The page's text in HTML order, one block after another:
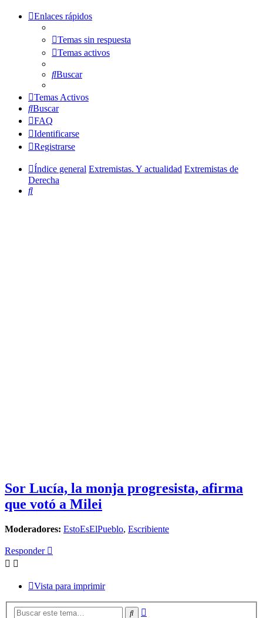
Enlaces rápidos
Temas sin respuesta
Temas activos
Buscar
Temas Activos
Buscar
FAQ
Identificarse
Registrarse
Índice general Extremistas. Y actualidad Extremistas de
Derecha
Buscar
Sor Lucía, la monja progresista, afirma
que votó a Milei
Moderadores: EstoEsElPueblo, Escribiente
Responder
Vista para imprimir
Buscar